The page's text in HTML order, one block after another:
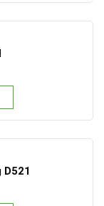
D521